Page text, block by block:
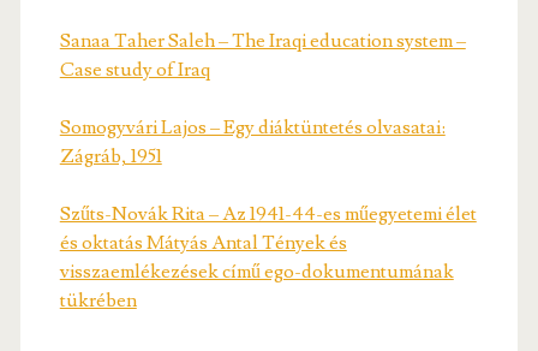
Sanaa Taher Saleh – The Iraqi education system –
Case study of Iraq
Somogyvári Lajos – Egy diáktüntetés olvasatai:
Zágráb, 1951
Szűts-Novák Rita – Az 1941-44-es műegyetemi élet
és oktatás Mátyás Antal Tények és
visszaemlékezések című ego-dokumentumának
tükrében